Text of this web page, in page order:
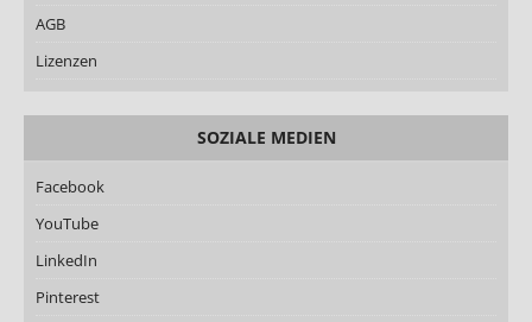
AGB
Lizenzen
SOZIALE MEDIEN
Facebook
YouTube
LinkedIn
Pinterest